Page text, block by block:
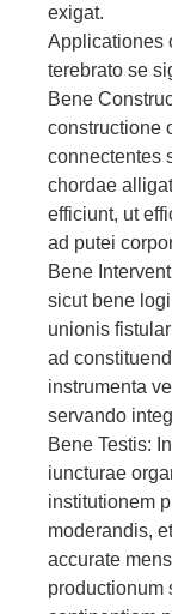
exigat.
Applicationes
terebrato se
Bene
constructione
connectentes
chordae
efficiunt, ut
ad putei
Bene
sicut bene
unionis
ad
instrumenta
servando
Bene Testis:
iuncturae
institutionem
moderandis,
accurate
productionum